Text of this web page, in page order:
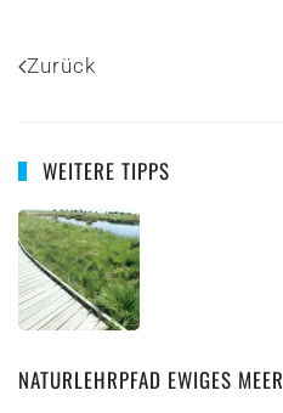
Zurück
WEITERE TIPPS
NATURLEHRPFAD EWIGES MEER